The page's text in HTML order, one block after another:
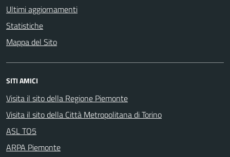
Ultimi aggiornamenti
Statistiche
Mappa del Sito
SITI AMICI
Visita il sito della Regione Piemonte
Visita il sito della Città Metropolitana di Torino
ASL TO5
ARPA Piemonte